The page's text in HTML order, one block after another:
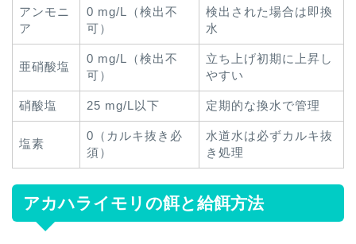
アンモニ
ア
0 mg/L（検出不
可）
検出された場合は即換
水
亜硝酸塩
0 mg/L（検出不
可）
立ち上げ初期に上昇し
やすい
硝酸塩 25 mg/L以下 定期的な換水で管理
塩素
0（カルキ抜き必
須）
水道水は必ずカルキ抜
き処理
アカハライモリの餌と給餌方法